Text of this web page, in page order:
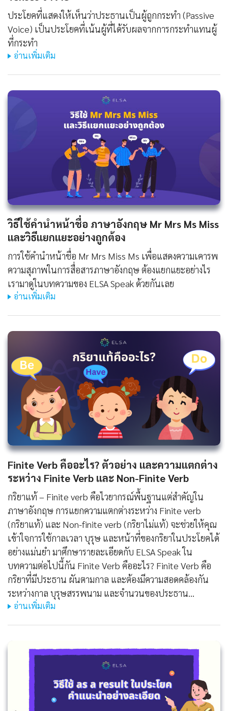
ประโยคที่แสดงให้เห็นว่าประธานเป็นผู้ถูกกระทำ (Passive
Voice) เป็นประโยคที่เน้นผู้ที่ได้รับผลจากการกระทำแทนผู้
ที่กระทำ
อ่านเพิ่มเติม
วิธีใช้คํานําหน้าชื่อ ภาษาอังกฤษ Mr Mrs Ms Miss
และวิธีแยกแยะอย่างถูกต้อง
การใช้คำนำหน้าชื่อ Mr Mrs Miss Ms เพื่อแสดงความเคารพ
ความสุภาพในการสื่อสารภาษาอังกฤษ ต้องแยกแยะอย่างไร
เรามาดูในบทความของ ELSA Speak ด้วยกันเลย
อ่านเพิ่มเติม
Finite Verb คืออะไร? ตัวอย่าง และความแตกต่าง
ระหว่าง Finite Verb และ Non-Finite Verb
กริยาแท้ – Finite verb คือไวยากรณ์พื้นฐานแต่สำคัญใน
ภาษาอังกฤษ การแยกความแตกต่างระหว่าง Finite verb
(กริยาแท้) และ Non-finite verb (กริยาไม่แท้) จะช่วยให้คุณ
เข้าใจการใช้กาลเวลา บุรุษ และหน้าที่ของกริยาในประโยคได้
อย่างแม่นยำ มาศึกษารายละเอียดกับ ELSA Speak ใน
บทความต่อไปนี้กัน Finite Verb คืออะไร? Finite Verb คือ
กริยาที่มีประธาน ผันตามกาล และต้องมีความสอดคล้องกัน
ระหว่างกาล บุรุษสรรพนาม และจำนวนของประธาน…
อ่านเพิ่มเติม